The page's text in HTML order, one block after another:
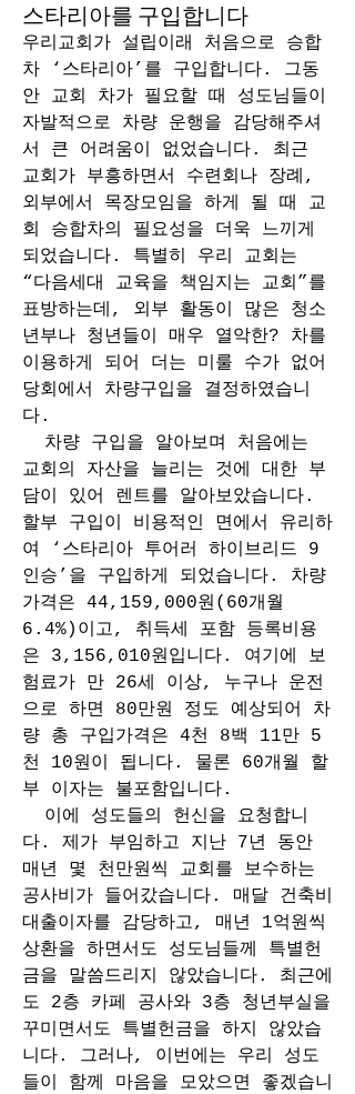
스타리아를 구입합니다
우리교회가 설립이래 처음으로 승합
차 ‘스타리아’를 구입합니다. 그동
안 교회 차가 필요할 때 성도님들이
자발적으로 차량 운행을 감당해주셔
서 큰 어려움이 없었습니다. 최근
교회가 부흥하면서 수련회나 장례,
외부에서 목장모임을 하게 될 때 교
회 승합차의 필요성을 더욱 느끼게
되었습니다. 특별히 우리 교회는
“다음세대 교육을 책임지는 교회”를
표방하는데, 외부 활동이 많은 청소
년부나 청년들이 매우 열악한? 차를
이용하게 되어 더는 미룰 수가 없어
당회에서 차량구입을 결정하였습니
다.
차량 구입을 알아보며 처음에는
교회의 자산을 늘리는 것에 대한 부
담이 있어 렌트를 알아보았습니다.
할부 구입이 비용적인 면에서 유리하
여 ‘스타리아 투어러 하이브리드 9
인승’을 구입하게 되었습니다. 차량
가격은 44,159,000원(60개월
6.4%)이고, 취득세 포함 등록비용
은 3,156,010원입니다. 여기에 보
험료가 만 26세 이상, 누구나 운전
으로 하면 80만원 정도 예상되어 차
량 총 구입가격은 4천 8백 11만 5
천 10원이 됩니다. 물론 60개월 할
부 이자는 불포함입니다.
이에 성도들의 헌신을 요청합니
다. 제가 부임하고 지난 7년 동안
매년 몇 천만원씩 교회를 보수하는
공사비가 들어갔습니다. 매달 건축비
대출이자를 감당하고, 매년 1억원씩
상환을 하면서도 성도님들께 특별헌
금을 말씀드리지 않았습니다. 최근에
도 2층 카페 공사와 3층 청년부실을
꾸미면서도 특별헌금을 하지 않았습
니다. 그러나, 이번에는 우리 성도
들이 함께 마음을 모았으면 좋겠습니